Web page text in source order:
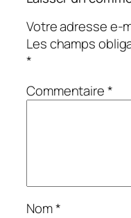
Votre adresse e-
Les champs
*
Commentaire*
Nom*